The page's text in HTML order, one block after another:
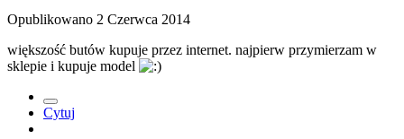
Opublikowano 2 Czerwca 2014
większość butów kupuje przez internet. najpierw przymierzam w
sklepie i kupuje model
Cytuj